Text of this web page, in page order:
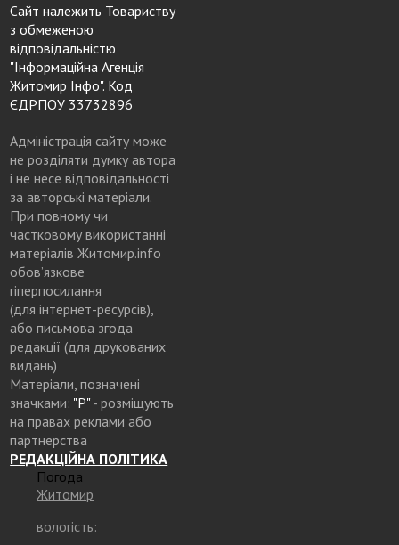
Сайт належить Товариству
з обмеженою
відповідальністю
"Інформаційна Агенція
Житомир Інфо". Код
ЄДРПОУ 33732896
Адміністрація сайту може
не розділяти думку автора
і не несе відповідальності
за авторські матеріали.
При повному чи
частковому використанні
матеріалів Житомир.info
обов’язкове
гіперпосилання
(для інтернет-ресурсів),
або письмова згода
редакції (для друкованих
видань)
Матеріали, позначені
значками: "Р"- розміщують
на правах реклами або
партнерства
РЕДАКЦІЙНА ПОЛІТИКА
Погода
Житомир
вологість: